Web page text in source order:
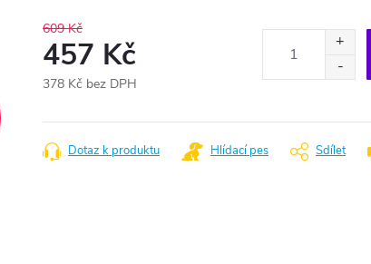
609 Kč
457 Kč
378 Kč bez DPH
cena:
Dotaz k produktu Hlídací pes Sdílet